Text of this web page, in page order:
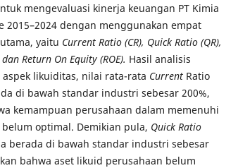
mengevaluasi kinerja keuangan PT Kimia
2015–2024 dengan menggunakan empat
yaitu Current Ratio (CR), Quick Ratio (QR),
Return On Equity (ROE). Hasil analisis
likuiditas, nilai rata-rata Current Ratio
di bawah standar industri sebesar 200%,
kemampuan perusahaan dalam memenuhi
optimal. Demikian pula, Quick Ratio
berada di bawah standar industri sebesar
bahwa aset likuid perusahaan belum